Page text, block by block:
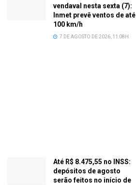
vendaval nesta sexta (7):
Inmet prevê ventos de até
100 km/h
7 DE AGOSTO DE 2026, 11:08H
Até R$ 8.475,55 no INSS:
depósitos de agosto
serão feitos no início de